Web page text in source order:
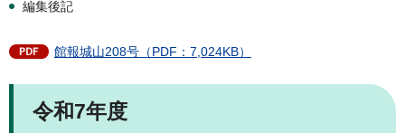
編集後記
館報城山208号（PDF：7,024KB）
令和7年度